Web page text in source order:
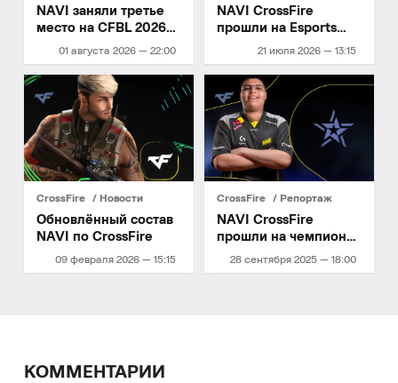
01 августа 2026 — 22:00
NAVI заняли третье
место на CFBL 2026
Season 2
21 июля 2026 — 13:15
NAVI CrossFire
прошли на Esports
World Cup 2026
CrossFire Новости
09 февраля 2026 — 15:15
Обновлённый состав
NAVI по CrossFire
CrossFire Репортаж
28 сентября 2025 — 18:00
NAVI CrossFire
прошли на чемпионат
мира
КОММЕНТАРИИ